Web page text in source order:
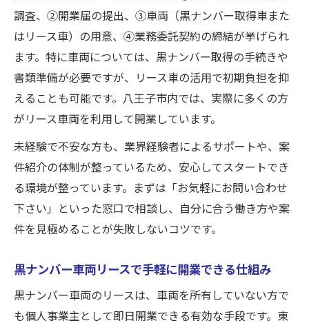
軽貨物業務委託で初期費用を抑えるコツ
宅配ドライバーに最適なリース車選びの基
準
企業配送の安定収入を支えるリース活用術
リース車両利用時の問い合わせ方法と流れ
未経験者向け軽貨物ドライバーデビュー術
業務委託で企業配送宅配に挑戦する安心ポ
イント
リース車両利用で不安を解消できる理由
宅配業務委託の研修やサポート内容を紹介
収入アップを目指す業務委託ドライバーの戦略
軽貨物業務委託で安定収入を実現するコツ
調査、②開業届の提出、③車両（黒ナンバー取得車また
はリース車）の用意、④業務委託契約の締結が挙げられ
ます。特に車両については、黒ナンバー取得の手続きや
書類準備が必要ですが、リース車の活用で初期負担を抑
えることも可能です。八王子市内では、実際に多くの方
がリース車両を利用して開業しています。
未経験で不安な方も、業界経験者によるサポートや、案
件紹介の体制が整っているため、安心してスタートでき
る環境が整っています。まずは「お気軽にお問い合わせ
下さい」といった窓口で相談し、自分に合う働き方や案
件を見極めることが失敗しないコツです。
黒ナンバー車両リースで手軽に開業できる仕組み
黒ナンバー車両のリースは、車両を所有していない方で
も個人事業主として即日開業できる有効な手段です。東